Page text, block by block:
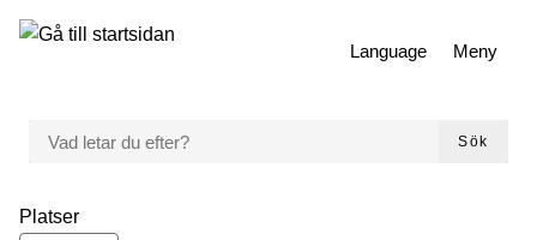
Gå till innehåll
till huvudmeny
Language
Meny
Sök
Du är här:
Platser